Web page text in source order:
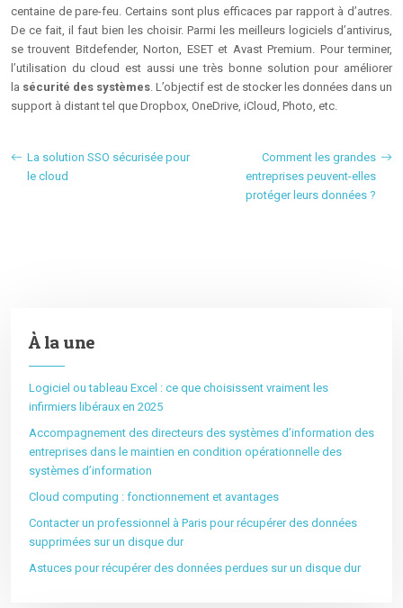
centaine de pare-feu. Certains sont plus efficaces par rapport à d’autres.
De ce fait, il faut bien les choisir. Parmi les meilleurs logiciels d’antivirus,
se trouvent Bitdefender, Norton, ESET et Avast Premium. Pour terminer,
l’utilisation du cloud est aussi une très bonne solution pour améliorer
la sécurité des systèmes. L’objectif est de stocker les données dans un
support à distant tel que Dropbox, OneDrive, iCloud, Photo, etc.
La solution SSO sécurisée pour
le cloud
Comment les grandes
entreprises peuvent-elles
protéger leurs données ?
À la une
Logiciel ou tableau Excel : ce que choisissent vraiment les
infirmiers libéraux en 2025
Accompagnement des directeurs des systèmes d’information des
entreprises dans le maintien en condition opérationnelle des
systèmes d’information
Cloud computing : fonctionnement et avantages
Contacter un professionnel à Paris pour récupérer des données
supprimées sur un disque dur
Astuces pour récupérer des données perdues sur un disque dur